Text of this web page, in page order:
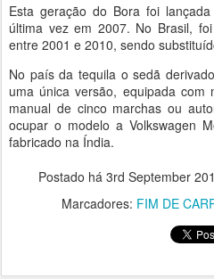
Esta geração do Bora foi
última vez em 2007. No Brasil,
entre 2001 e 2010, sendo
No país da tequila o sedã
uma única versão, equipada
manual de cinco marchas ou
ocupar o modelo a Volkswagen
fabricado na Índia.
Postado há 3rd September
Marcadores: FIM DE